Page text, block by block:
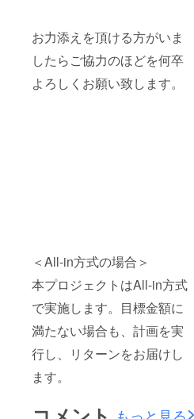
お力添えを頂ける方がいま
したらご協力のほどを何卒
よろしくお願い致します。
＜All-in方式の場合＞
本プロジェクトはAll-in方式
で実施します。目標金額に
満たない場合も、計画を実
行し、リターンをお届けし
ます。